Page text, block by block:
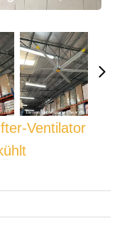
Ventilator